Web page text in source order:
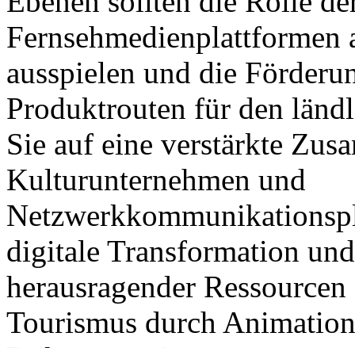
ausspielen und die
Produktrouten für den
Sie auf eine verstärkte
Kulturunternehmen und
digitale Transformation
herausragender
Tourismus durch